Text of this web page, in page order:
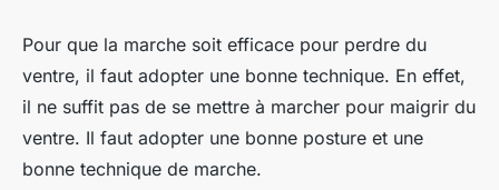
Pour que la marche soit efficace pour perdre du
ventre, il faut adopter une bonne technique. En effet,
il ne suffit pas de se mettre à marcher pour maigrir du
ventre. Il faut adopter une bonne posture et une
bonne technique de marche.